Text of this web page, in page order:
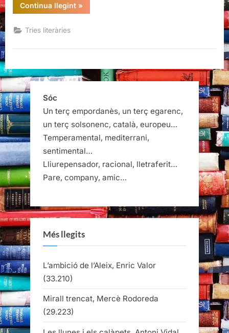
Continua llegint“Tria
per
»
Tries literàries
Sóc
Un terç empordanès, un terç egarenc,
un terç solsonenc, català, europeu…
Temperamental, mediterrani,
sentimental…
Lliurepensador, racional, lletraferit…
Pare, company, amic…
Més llegits
L’ambició de l’Aleix, Enric Valor
(33.210)
Mirall trencat, Mercè Rodoreda
(29.223)